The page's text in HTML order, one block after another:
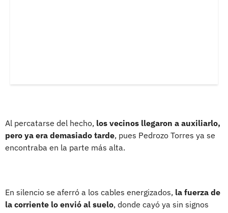
Al percatarse del hecho, los vecinos llegaron a auxiliarlo,
pero ya era demasiado tarde, pues Pedrozo Torres ya se
encontraba en la parte más alta.
En silencio se aferró a los cables energizados, la fuerza de
la corriente lo envió al suelo, donde cayó ya sin signos